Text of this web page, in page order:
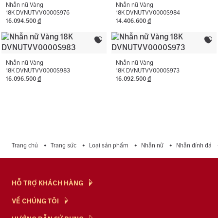
Màu đá phụ:
Trắng
Hình dạng đá phụ:
Hình tròn
Nhẫn nữ Vàng
18K DVNUTVV0000S976
16.094.500 đ
Nhẫn nữ Vàng
18K DVNUTVV0000S984
14.406.600 đ
Nhẫn nữ Vàng
18K DVNUTVV0000S983
16.096.500 đ
Nhẫn nữ Vàng
18K DVNUTVV0000S973
16.092.500 đ
Trang chủ Trang sức Loại sản phẩm Nhẫn nữ Nhẫn đính đá
HỖ TRỢ KHÁCH HÀNG
Hỏi & Đáp
Chính Sách
VỀ CHÚNG TÔI
NTJ Flagship